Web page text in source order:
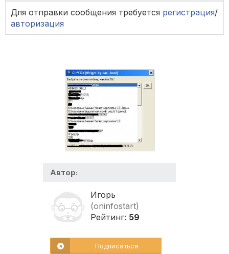
Для отправки сообщения требуется регистрация/
авторизация
Автор:
Игорь
(oninfostart)
Рейтинг: 59
Подписаться